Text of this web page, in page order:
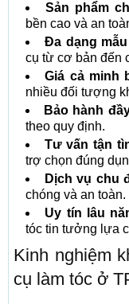
Sản phẩm
bền cao và an
Đa dạng
cụ từ cơ bản đến
Giá cả minh
nhiều đối tượng
Bảo hành
theo quy định.
Tư vấn tận
trợ chọn đúng
Dịch vụ chu
chóng và an toàn.
Uy tín lâu
tóc tin tưởng lựa
Kinh nghiệm
cụ làm tóc ở